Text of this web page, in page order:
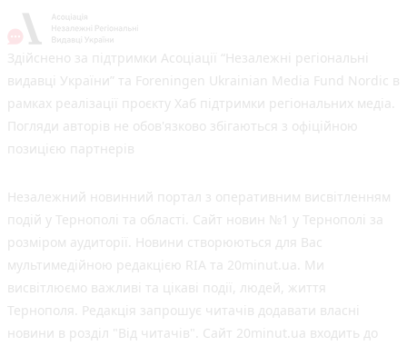
Здійснено за підтримки Асоціації “Незалежні регіональні
видавці України” та Foreningen Ukrainian Media Fund Nordic в
рамках реалізації проєкту Хаб підтримки регіональних медіа.
Погляди авторів не обов'язково збігаються з офіційною
позицією партнерів
Незалежний новинний портал з оперативним висвітленням
подій у Тернополі та області. Сайт новин №1 у Тернополі за
розміром аудиторії. Новини створюються для Вас
мультимедійною редакцією RIA та 20minut.ua. Ми
висвітлюємо важливі та цікаві події, людей, життя
Тернополя. Редакція запрошує читачів додавати власні
новини в розділ "Від читачів". Сайт 20minut.ua входить до